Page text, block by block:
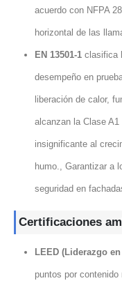
acuerdo con NFPA
horizontal de las
EN 13501-1clasifica
desempeño en
liberación de calor,
alcanzan la Clase
insignificante al
humo., Garantizar a
seguridad en
Certificaciones
LEED (Liderazgo
puntos por